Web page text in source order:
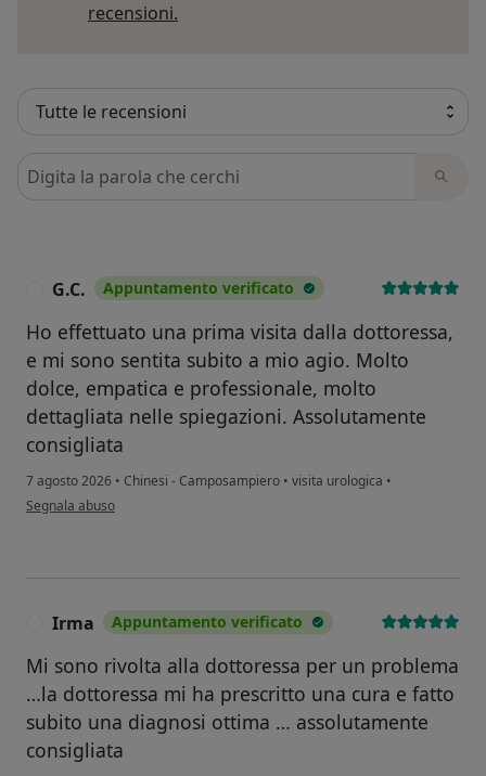
recensioni.
Cerca nelle recensioni
G.C. Appuntamento verificato
Ho effettuato una prima visita dalla dottoressa,
e mi sono sentita subito a mio agio. Molto
dolce, empatica e professionale, molto
dettagliata nelle spiegazioni. Assolutamente
consigliata
7 agosto 2026 • Chinesi - Camposampiero • visita urologica •
secondo l'opinione dell'utente G.C.
Segnala abuso
Irma Appuntamento verificato
Mi sono rivolta alla dottoressa per un problema
…la dottoressa mi ha prescritto una cura e fatto
subito una diagnosi ottima … assolutamente
consigliata